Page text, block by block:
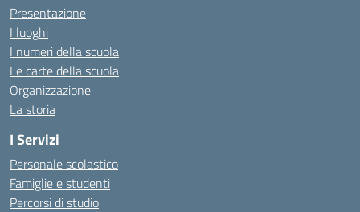
Presentazione
I luoghi
I numeri della scuola
Le carte della scuola
Organizzazione
La storia
I Servizi
Personale scolastico
Famiglie e studenti
Percorsi di studio